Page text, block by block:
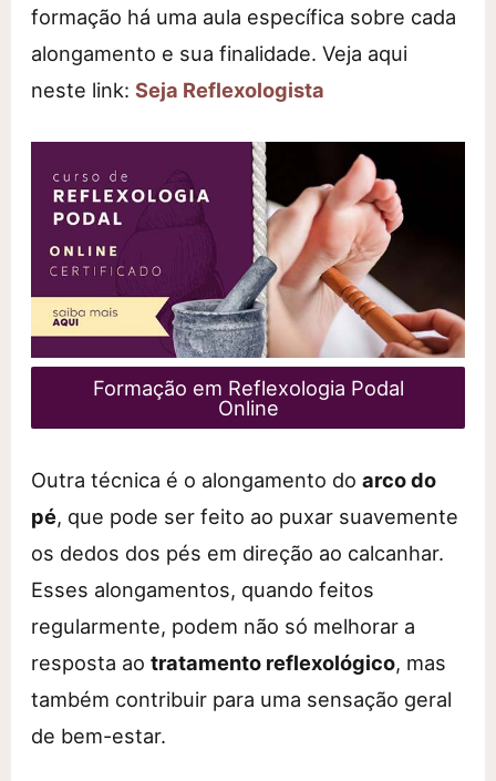
formação há uma aula específica sobre cada
alongamento e sua finalidade. Veja aqui
neste link:Seja Reflexologista
Formação em Reflexologia Podal
Online
Outra técnica é o alongamento doarco do
pé, que pode ser feito ao puxar suavemente
os dedos dos pés em direção ao calcanhar.
Esses alongamentos, quando feitos
regularmente, podem não só melhorar a
resposta aotratamento reflexológico, mas
também contribuir para uma sensação geral
de bem-estar.